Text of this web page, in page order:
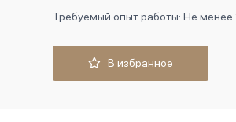
Требуемый опыт работы: Не менее
В избранное